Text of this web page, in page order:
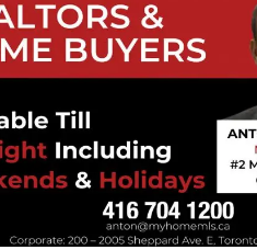
ඊශ්‍රායලයෙන් අනතුරු